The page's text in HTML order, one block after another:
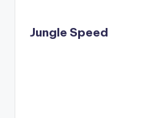
Jungle Speed